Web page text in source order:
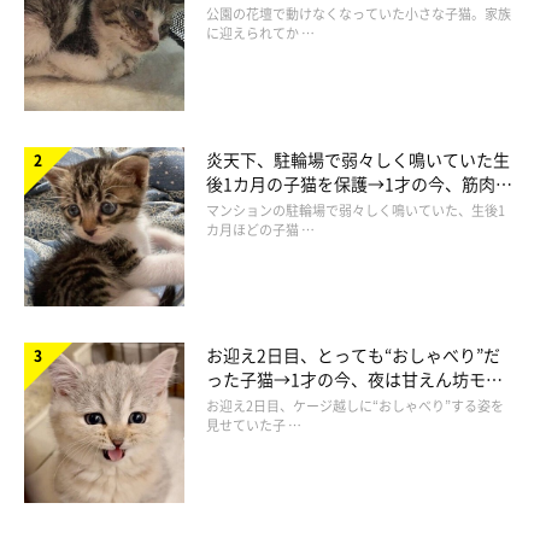
新しい土地で迎えた家族
と“姉妹”のような関係に
公園の花壇で動けなくなっていた小さな子猫。家族
に迎えられてか …
炎天下、駐輪場で弱々しく鳴いていた生
後1カ月の子猫を保護→1才の今、筋肉質
でツンデレなコに成長
マンションの駐輪場で弱々しく鳴いていた、生後1
カ月ほどの子猫 …
お迎え2日目、とっても“おしゃべり”だ
った子猫→1才の今、夜は甘えん坊モー
ドになるコに成長！
お迎え2日目、ケージ越しに“おしゃべり”する姿を
見せていた子 …